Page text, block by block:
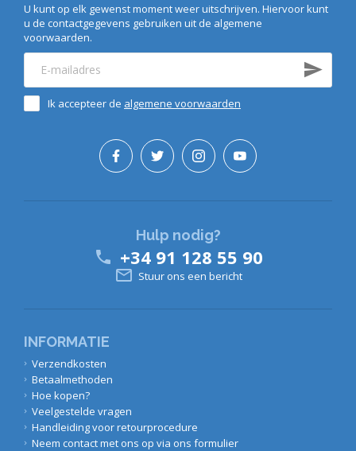
U kunt op elk gewenst moment weer uitschrijven. Hiervoor kunt
u de contactgegevens gebruiken uit de algemene
voorwaarden.
Ik accepteer de algemene voorwaarden
INFORMATIE
Verzendkosten
Betaalmethoden
Hoe kopen?
Veelgestelde vragen
Handleiding voor retourprocedure
Neem contact met ons op via ons formulier
Hulp nodig?
 +34 91 128 55 90
 Stuur ons een bericht